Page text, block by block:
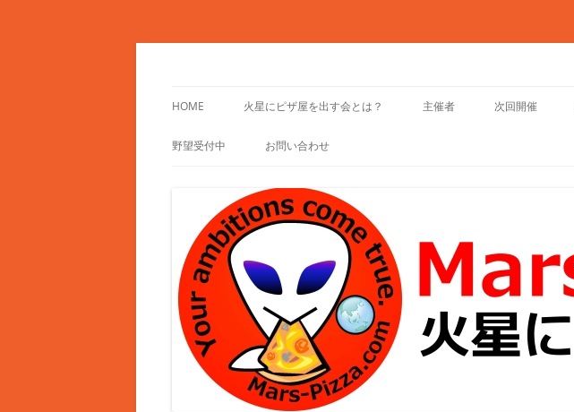
コ
ツ
へ
ッ
HOME 火星にピザ屋を出す会とは？ 主催者 次回開催
野望受付中 お問い合わせ